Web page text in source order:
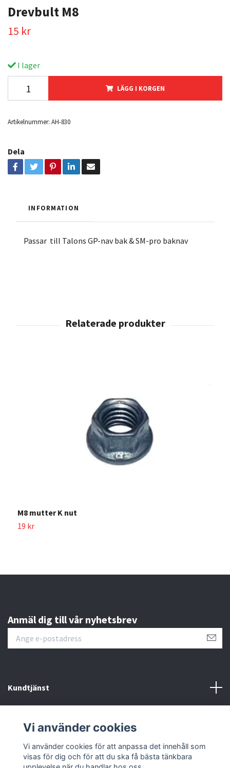
Drevbult M8
15 kr
I lager
LÄGG I KORGEN
Artikelnummer: AH-830
Dela
INFORMATION
Passar till Talons GP-nav bak & SM-pro baknav
M8 mutter K nut
19 kr
Anmäl dig till vår nyhetsbrev
Kundtjänst
Sociala medier
Vi använder cookies
Vi använder cookies för att anpassa det innehåll som
visas för dig och för att du ska få bästa tänkbara